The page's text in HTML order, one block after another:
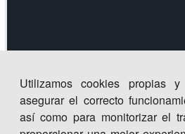
Utilizamos cookies propias
asegurar el correcto
así como para monitorizar el